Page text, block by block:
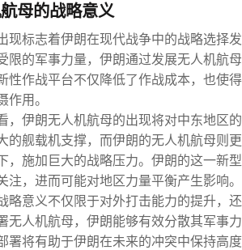
母的战略意义
现标志着伊朗在现代战争中的战略选择
限的军事力量，伊朗通过发展无人机航
性作战平台不仅降低了作战成本，也使
用。
，伊朗无人机航母的出现将对中东地区
的舰载机支撑，而伊朗的无人机航母则
，施加巨大的战略压力。伊朗的这一新
注，进而可能对地区力量平衡产生影响。
略意义不仅限于对外打击能力的提升，
无人机航母，伊朗能够有效分散其军事
署将有助于伊朗在未来的冲突中保持高